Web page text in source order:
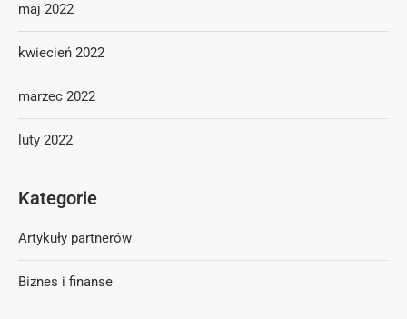
maj 2022
kwiecień 2022
marzec 2022
luty 2022
Kategorie
Artykuły partnerów
Biznes i finanse